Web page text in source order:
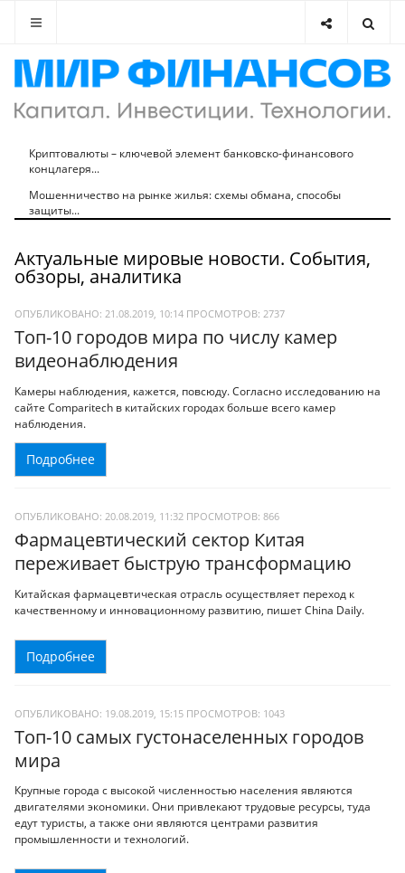
Криптовалюты – ключевой элемент банковско-финансового
концлагеря...
Мошенничество на рынке жилья: схемы обмана, способы
защиты...
Актуальные мировые новости. События,
обзоры, аналитика
ОПУБЛИКОВАНО: 21.08.2019, 10:14 ПРОСМОТРОВ: 2737
Топ-10 городов мира по числу камер
видеонаблюдения
Камеры наблюдения, кажется, повсюду. Согласно исследованию на
сайте Comparitech в китайских городах больше всего камер
наблюдения.
Подробнее
ОПУБЛИКОВАНО: 20.08.2019, 11:32 ПРОСМОТРОВ: 866
Фармацевтический сектор Китая
переживает быструю трансформацию
Китайская фармацевтическая отрасль осуществляет переход к
качественному и инновационному развитию, пишет China Daily.
Подробнее
ОПУБЛИКОВАНО: 19.08.2019, 15:15 ПРОСМОТРОВ: 1043
Топ-10 самых густонаселенных городов
мира
Крупные города с высокой численностью населения являются
двигателями экономики. Они привлекают трудовые ресурсы, туда
едут туристы, а также они являются центрами развития
промышленности и технологий.